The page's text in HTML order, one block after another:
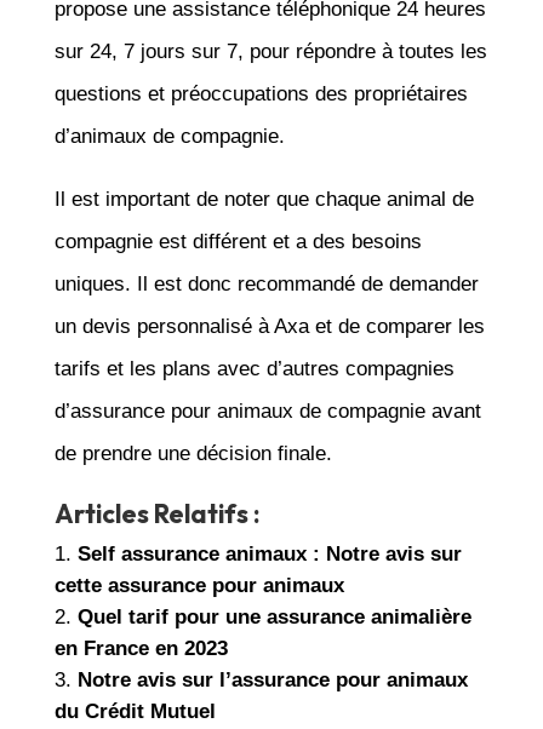
propose une assistance téléphonique 24 heures
sur 24, 7 jours sur 7, pour répondre à toutes les
questions et préoccupations des propriétaires
d’animaux de compagnie.
Il est important de noter que chaque animal de
compagnie est différent et a des besoins
uniques. Il est donc recommandé de demander
un devis personnalisé à Axa et de comparer les
tarifs et les plans avec d’autres compagnies
d’assurance pour animaux de compagnie avant
de prendre une décision finale.
Articles Relatifs :
Self assurance animaux : Notre avis sur
cette assurance pour animaux
Quel tarif pour une assurance animalière
en France en 2023
Notre avis sur l’assurance pour animaux
du Crédit Mutuel